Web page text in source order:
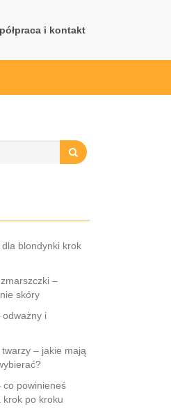
i kontakt
blondynki krok
–
skóry
odważny i
– jakie mają
co powinieneś
krok po kroku